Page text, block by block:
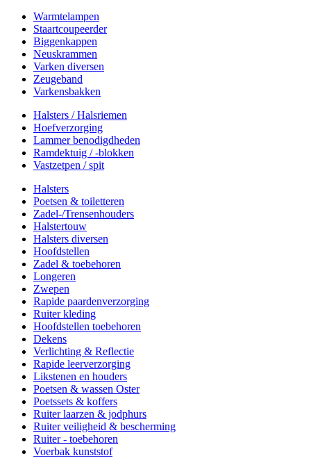
Warmtelampen
Staartcoupeerder
Biggenkappen
Neuskrammen
Varken diversen
Zeugeband
Varkensbakken
Halsters / Halsriemen
Hoefverzorging
Lammer benodigdheden
Ramdektuig / -blokken
Vastzetpen / spit
Halsters
Poetsen & toiletteren
Zadel-/Trensenhouders
Halstertouw
Halsters diversen
Hoofdstellen
Zadel & toebehoren
Longeren
Zwepen
Rapide paardenverzorging
Ruiter kleding
Hoofdstellen toebehoren
Dekens
Verlichting & Reflectie
Rapide leerverzorging
Likstenen en houders
Poetsen & wassen Oster
Poetssets & koffers
Ruiter laarzen & jodphurs
Ruiter veiligheid & bescherming
Ruiter - toebehoren
Voerbak kunststof